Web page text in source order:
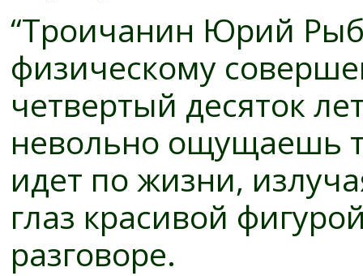
“Троичанин Юрий
физическому
четвертый десяток
невольно ощущаешь
идет по жизни,
глаз красивой
разговоре.